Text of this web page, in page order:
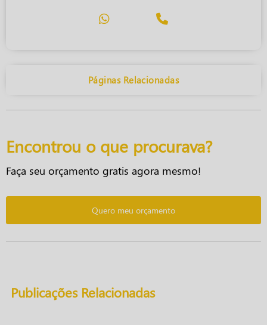
Páginas Relacionadas
Encontrou o que procurava?
Faça seu orçamento gratis agora mesmo!
Quero meu orçamento
Publicações Relacionadas